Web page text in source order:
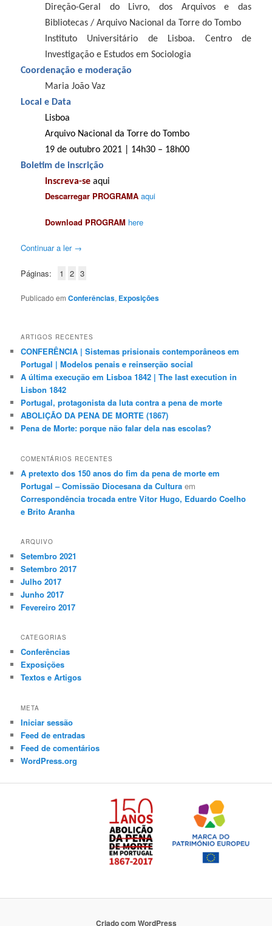
Direção-Geral do Livro, dos Arquivos e das
Bibliotecas / Arquivo Nacional da Torre do Tombo
Instituto Universitário de Lisboa. Centro de
Investigação e Estudos em Sociologia
Coordenação e moderação
Maria João Vaz
Local e Data
Lisboa
Arquivo Nacional da Torre do Tombo
19 de outubro 2021 | 14h30 – 18h00
Boletim de inscrição
Inscreva-se aqui
Descarregar PROGRAMA aqui
Download PROGRAM here
Continuar a ler →
Páginas: 1 2 3
Publicado em Conferências, Exposições
ARTIGOS RECENTES
CONFERÊNCIA | Sistemas prisionais contemporâneos em
Portugal | Modelos penais e reinserção social
A última execução em Lisboa 1842 | The last execution in
Lisbon 1842
Portugal, protagonista da luta contra a pena de morte
ABOLIÇÃO DA PENA DE MORTE (1867)
Pena de Morte: porque não falar dela nas escolas?
COMENTÁRIOS RECENTES
A pretexto dos 150 anos do fim da pena de morte em
Portugal – Comissão Diocesana da Cultura em
Correspondência trocada entre Vitor Hugo, Eduardo Coelho
e Brito Aranha
ARQUIVO
Setembro 2021
Setembro 2017
Julho 2017
Junho 2017
Fevereiro 2017
CATEGORIAS
Conferências
Exposições
Textos e Artigos
META
Iniciar sessão
Feed de entradas
Feed de comentários
WordPress.org
Criado com WordPress